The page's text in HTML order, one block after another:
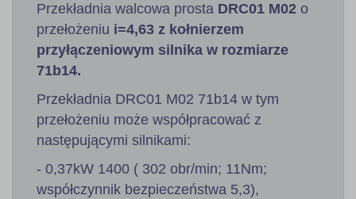
Przekładnia walcowa prosta DRC01 M02 o
przełożeniu i=4,63 z kołnierzem
przyłączeniowym silnika w rozmiarze
71b14.
Przekładnia DRC01 M02 71b14 w tym
przełożeniu może współpracować z
następującymi silnikami:
- 0,37kW 1400 ( 302 obr/min; 11Nm;
współczynnik bezpieczeństwa 5,3),